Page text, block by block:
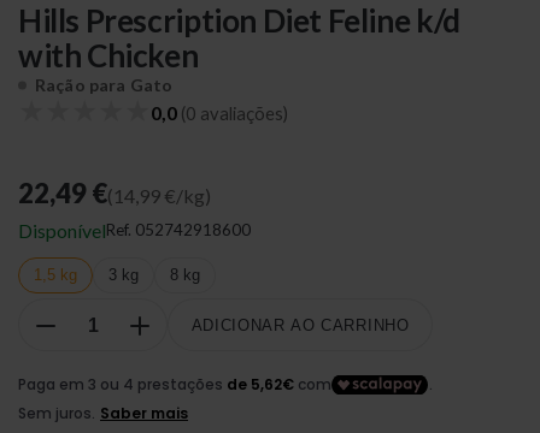
Hills Prescription Diet Feline k/d
with Chicken
Ração para Gato
0,0 (0 avaliações)
22,49 €(14,99 €/kg)
DisponívelRef. 052742918600
1,5 kg 3 kg 8 kg
ADICIONAR AO CARRINHO